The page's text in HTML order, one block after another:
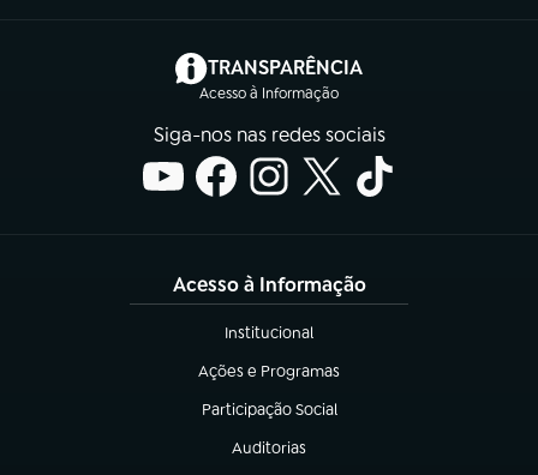
TRANSPARÊNCIA
Acesso à Informação
(abre em nova aba)
Siga-nos nas redes sociais
Acesso à Informação
Institucional
(abre em nova aba)
Ações e Programas
(abre em nova aba)
Participação Social
(abre em nova aba)
Auditorias
(abre em nova aba)